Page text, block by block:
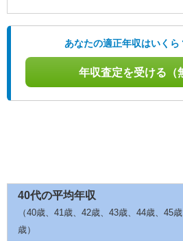
あなたの適正年収はいくら
年収査定を受ける（
40代の平均年収
（40歳、41歳、42歳、43歳、44歳、45
歳）